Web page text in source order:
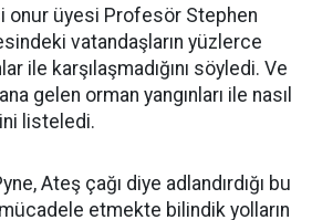
onur üyesi Profesör Stephen
vatandaşların yüzlerce
ile karşılaşmadığını söyledi. Ve
gelen orman yangınları ile nasıl
listeledi.
Ateş çağı diye adlandırdığı bu
etmekte bilindik yolların